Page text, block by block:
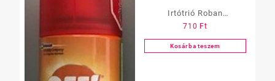
Irtótrió Roban
rágcsálóirtó pép 150gr
710 Ft
Kosárba teszem